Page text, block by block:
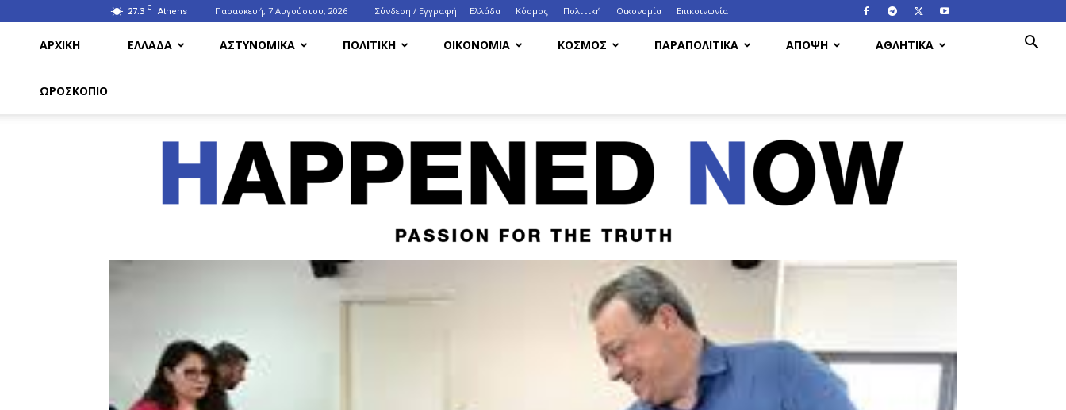
27.3 C Athens Παρασκευή, 7 Αυγούστου, 2026 Σύνδεση / Εγγραφή Ελλάδα Κόσμος Πολιτική Οικονομία Eπικοινωνία
ΑΡΧΙΚΗ ΕΛΛΑΔΑ ΑΣΤΥΝΟΜΙΚΑ ΠΟΛΙΤΙΚΗ ΟΙΚΟΝΟΜΙΑ ΚΟΣΜΟΣ ΠΑΡΑΠΟΛΙΤΙΚΑ ΑΠΟΨΗ ΑΘΛΗΤΙΚΑ
ΩΡΟΣΚΟΠΙΟ
HappenedNow.gr